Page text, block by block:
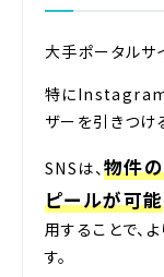
大手ポータルサ
特にInstagram
ザーを引きつけ
SNSは、物件
ピールが可能
用することで、
す。